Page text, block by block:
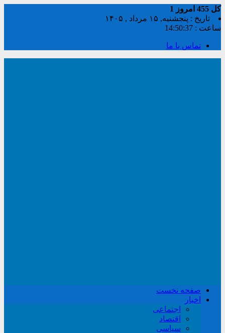
کل امروز
1
تاریخ : پنجشنبه, ۱۵ مرداد , ۱۴۰۵
ساعت : 14:50:37
تماس با ما
صفحه نخست
اخبار
اجتماعی
اقتصاد
سیاسی